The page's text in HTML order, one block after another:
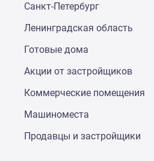
Санкт-Петербург
Ленинградская область
Готовые дома
Акции от застройщиков
Коммерческие помещения
Машиноместа
Продавцы и застройщики